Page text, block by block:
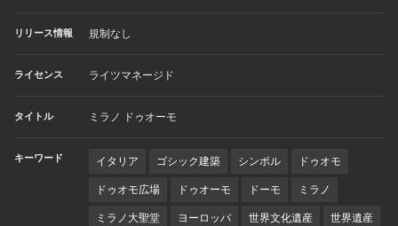
リリース情報 規制なし
ライセンス ライツマネージド
タイトル ミラノ ドゥオーモ
キーワード イタリア ゴシック建築 シンボル ドゥオモ
ドゥオモ広場 ドゥオーモ ドーモ ミラノ
ミラノ大聖堂 ヨーロッパ 世界文化遺産 世界遺産